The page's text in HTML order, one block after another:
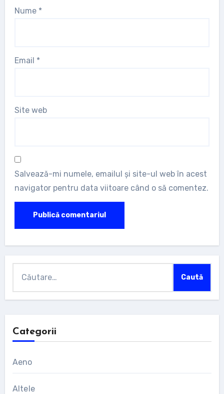
Nume *
Email *
Site web
Salvează-mi numele, emailul și site-ul web în acest
navigator pentru data viitoare când o să comentez.
după:
Categorii
Aeno
Altele